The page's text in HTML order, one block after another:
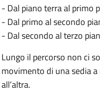
- Dal piano terra al primo
- Dal primo al secondo
- Dal secondo al terzo
Lungo il percorso non ci
movimento di una sedia
all’altra.